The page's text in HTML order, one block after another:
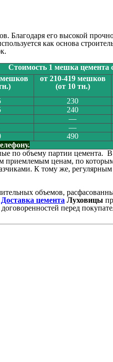
Благодаря его высокой
как основа
Стоимость 1 мешка цемента
мешков
от 210-419 мешков
(от 10 тн.)
230
240
—
—
490
по объему партии цемента.
приемлемым ценам, по
К тому же, регулярным
объемов,
Доставка цемента Луховицы
перед